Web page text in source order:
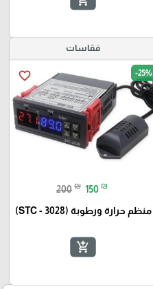
فقاسات
favorite_border -25%
200 ₪ 150 ₪
منظم حرارة ورطوبة (STC - 3028)
add_shopping_cart